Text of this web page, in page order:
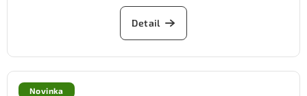
Detail
Novinka